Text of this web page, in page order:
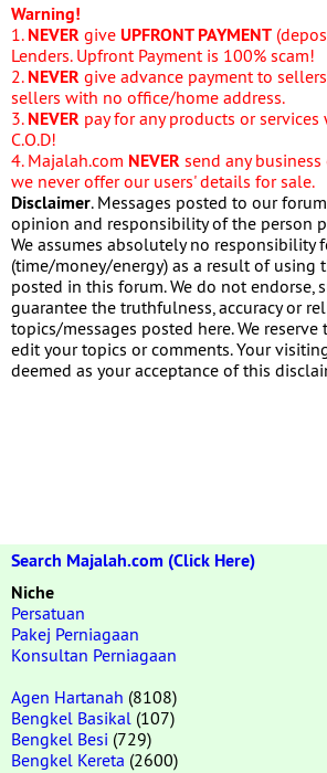
Warning!
1. NEVER give UPFRONT PAYMENT
Lenders. Upfront Payment is 100% scam!
2. NEVER give advance payment to
sellers with no office/home address.
3. NEVER pay for any products or
C.O.D!
4. Majalah.com NEVER send any
we never offer our users' details for sale.
Disclaimer. Messages posted to our
opinion and responsibility of the person
We assumes absolutely no responsibility
(time/money/energy) as a result of using
posted in this forum. We do not endorse,
guarantee the truthfulness, accuracy or
topics/messages posted here. We
edit your topics or comments. Your
deemed as your acceptance of this
Search Majalah.com (Click Here)
Niche
Persatuan
Pakej Perniagaan
Konsultan Perniagaan
Agen Hartanah (8108)
Bengkel Basikal (107)
Bengkel Besi (729)
Bengkel Kereta (2600)